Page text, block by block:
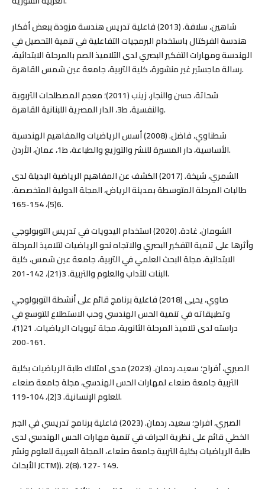
شاهين، سلافة. (2013) فاعلية تدريس هندسة مزودة ببعض أفكار
هندسة الفركتال باستخدام البرمجيات التفاعلية في تنمية التحصيل في
الهندسة ومهارات التفكير البصري لدى التلاميذ الصم بالمرحلة الابتدائية،
رسالة ماجستير غير منشورة، كلية التربية، جامعة عين شمس القاهرة.
شحاتة، حسن والنجار، زينب (2011)؛ معجم المصطلحات التربوية
والنفسية، ط3، الدار المصرية اللبنانية القاهرة.
شطناوي، فاضل. (2008) أسس الرياضيات والمفاهيم الهندسية
الأساسية، دار المسيرة للنشر والتوزيع والطباعة، ط1، عمان، الأردن.
الشمري، شيخة. (2017) الكشف عن المفاهيم الرياضية البديلة لدى
طالبات المرحلة المتوسطة بمدينة الرياض، المجلة الدولية المتخصصة.
6(5)، 154-165.
الشومان، غادة. (2020) استخدام اليدويات في تدريس التوبولوجي
وأثرها على تنمية التفكير البصري والاتجاه نحو الرياضيات لتلاميذ المرحلة
الابتدائية، مجلة البحث العلمي في التربية، جامعة عين شمس، كلية
البنات للآداب والعلوم والتربية. 3(21)، 142-201.
صاوي، يحيى (2018) فاعلية برنامج قائم على أنشطة التوبولوجي
وتطبيقاته في تنمية الحس الهندسي وحب الاستطلاع للتوسع في
دراسته لدى تلاميذ المرحلة الثانوية، مجلة تربويات الرياضيات. 21(1)،
161-200.
الصبري، أفراح؛ سعيد، ردمان. (2023) مدى امتلاك طلبة الرياضيات بكلية
التربية جامعة صنعاء لمهارات الحس الهندسي، مجلة جامعة صنعاء
للعلوم الإنسانية. 3(2)، 104-119.
الصبري، افراح؛ سعيد، ردمان. (2023) فاعلية برنامج تدريسي في الجبر
الخطي قائم على نظرية الجراف في تنمية مهارات الحس الهندسي لدى
طلبة الرياضيات بكلية التربية جامعة صنعاء، المجلة العربية للعلوم ونشر
الأبحاث JCTM)). 2(8)، 127- 149.